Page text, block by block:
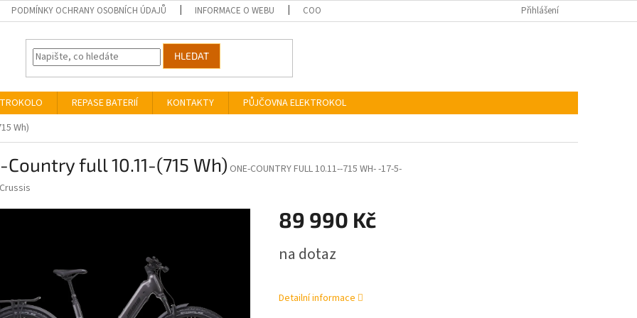
PODMÍNKY OCHRANY OSOBNÍCH ÚDAJŮ INFORMACE O WEBU COOKIES Přihlášení
HLEDAT
REPASE BATERIÍ KONTAKTY
PŮJČOVNA ELEKTROKOL
Wh)
Country full 10.11-(715 Wh) ONE-COUNTRY FULL 10.11--715 WH- -17-5-
Crussis
89 990 Kč
cena:
na dotaz
Detailní informace